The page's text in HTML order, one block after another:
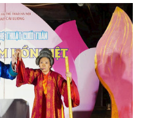
tân cổ và các tiết mục múa
phố đi bộ hồ Hoàn Kiếm. Đặc
của các nghệ sĩ đến từ
cuộc gặp gỡ nghệ thuật giàu